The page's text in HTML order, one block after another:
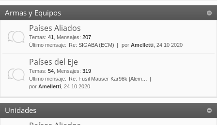
Armas y Equipos
Países Aliados
Temas: 41 Mensajes: 207
Último mensaje:
Re: SIGABA (ECM) por Amelletti , 24 10 2020
Países del Eje
Temas: 54 Mensajes: 319
Último mensaje:
Re: Fusil Mauser Kar98k [Alem…
por Amelletti , 24 10 2020
Unidades